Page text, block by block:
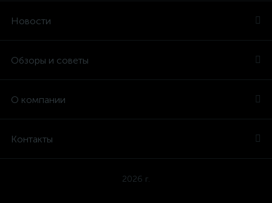
Новости
Обзоры и советы
О компании
Контакты
2026 г.